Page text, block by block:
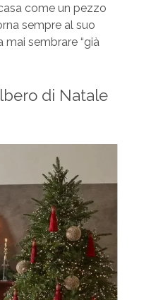
come un pezzo
sempre al suo
mai sembrare “già
di Natale